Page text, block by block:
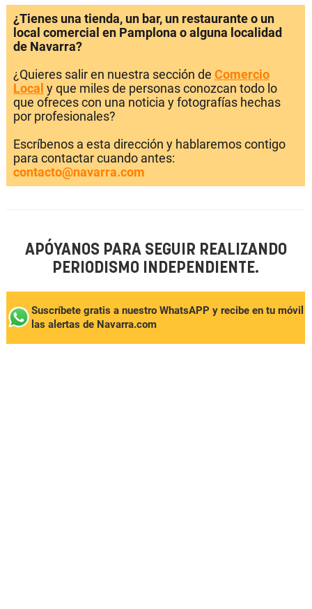
¿Tienes una tienda, un bar, un restaurante o un
local comercial en Pamplona o alguna localidad
de Navarra?
¿Quieres salir en nuestra sección de Comercio
Local y que miles de personas conozcan todo lo
que ofreces con una noticia y fotografías hechas
por profesionales?
Escríbenos a esta dirección y hablaremos contigo
para contactar cuando antes:
contacto@navarra.com
APÓYANOS PARA SEGUIR REALIZANDO
PERIODISMO INDEPENDIENTE.
Suscríbete gratis a nuestro WhatsAPP y recibe en tu móvil
las alertas de Navarra.com